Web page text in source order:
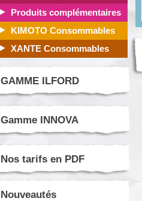
Produits complémentaires
KIMOTO Consommables
XANTE Consommables
GAMME ILFORD
Gamme INNOVA
Nos tarifs en PDF
Nouveautés